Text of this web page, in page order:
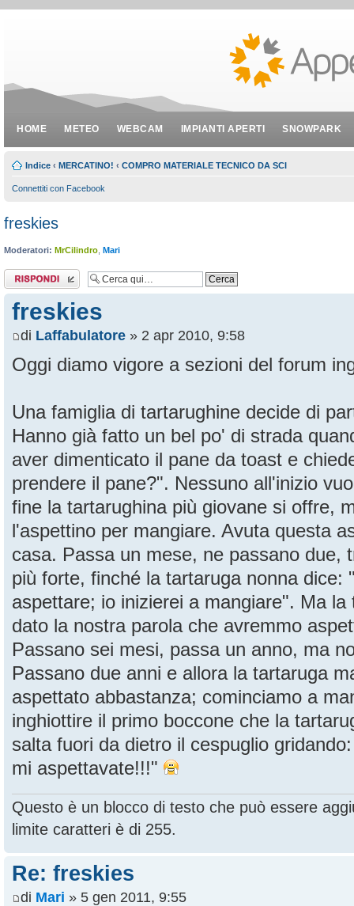
HOME METEO WEBCAM IMPIANTI APERTI SNOWPARK
Indice ‹ MERCATINO! ‹ COMPRO MATERIALE TECNICO DA SCI
Connettiti con Facebook
freskies
Moderatori: MrCilindro Mari
Rispondi al
messaggio
freskies
di Laffabulatore » 2 apr 2010, 9:58
Oggi diamo vigore a sezioni del forum
Una famiglia di tartarughine decide di
Hanno già fatto un bel po' di strada
aver dimenticato il pane da toast e
prendere il pane?". Nessuno all'inizio
fine la tartarughina più giovane si offre,
l'aspettino per mangiare. Avuta questa
casa. Passa un mese, ne passano due,
più forte, finché la tartaruga nonna dice:
aspettare; io inizierei a mangiare". Ma
dato la nostra parola che avremmo
Passano sei mesi, passa un anno, ma
Passano due anni e allora la tartaruga
aspettato abbastanza; cominciamo a
inghiottire il primo boccone che la
salta fuori da dietro il cespuglio
mi aspettavate!!!"
Questo è un blocco di testo che può essere
limite caratteri è di 255.
Re: freskies
di Mari » 5 gen 2011, 9:55